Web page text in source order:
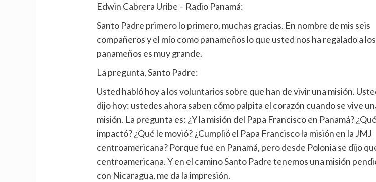
Edwin Cabrera Uribe – Radio Panamá:
Santo Padre primero lo primero, muchas gracias. En nombre de mis seis
compañeros y el mío como panameños lo que usted nos ha regalado a los
panameños es muy grande.
La pregunta, Santo Padre:
Usted habló hoy a los voluntarios sobre que han de vivir una misión.
dijo hoy: ustedes ahora saben cómo palpita el corazón cuando se vive
misión. La pregunta es: ¿Y la misión del Papa Francisco en Panamá?
impactó? ¿Qué le movió? ¿Cumplió el Papa Francisco la misión en la JMJ
centroamericana? Porque fue en Panamá, pero desde Polonia se dijo
centroamericana. Y en el camino Santo Padre tenemos una misión
con Nicaragua, me da la impresión.